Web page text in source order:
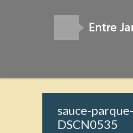
sauce-
DSCN0535